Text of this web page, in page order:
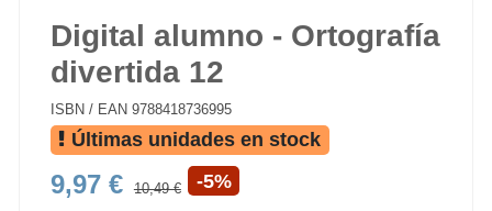
Digital alumno - Ortografía
divertida 12
ISBN / EAN 9788418736995
Últimas unidades en stock
9,97 € 10,49 € -5%